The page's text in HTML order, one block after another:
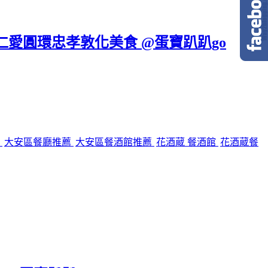
圓環忠孝敦化美食 @蛋寶趴趴go
大安區餐廳推薦 大安區餐酒館推薦 花酒蔵 餐酒館 花酒蔵餐